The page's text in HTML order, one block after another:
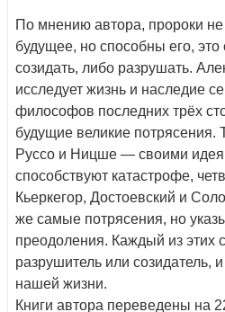
По мнению автора, пророки
будущее, но способны его,
созидать, либо разрушать.
исследует жизнь и наследие
философов последних трёх
будущие великие потрясения.
Руссо и Ницше — своими
способствуют катастрофе,
Кьеркегор, Достоевский и
же самые потрясения, но
преодоления. Каждый из этих
разрушитель или созидатель,
нашей жизни.
Книги автора переведены на